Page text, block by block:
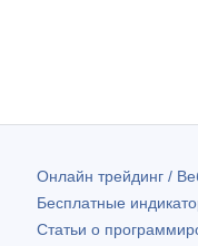
Онлайн трейдинг /
Бесплатные
Статьи о